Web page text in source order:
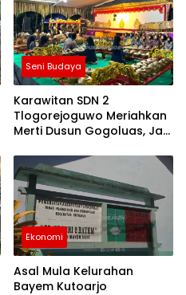
Program Daerah
Seni Budaya
Karawitan SDN 2
Tlogorejoguwo Meriahkan
Merti Dusun Gogoluas, Jadi
Lestarikan Budaya Jawa
Ekonomi
Asal Mula Kelurahan
Bayem Kutoarjo